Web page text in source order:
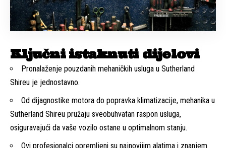
Ključni istaknuti dijelovi
Pronalaženje pouzdanih mehaničkih usluga u Sutherland
Shireu je jednostavno.
Od dijagnostike motora do popravka klimatizacije, mehanika u
Sutherland Shireu pružaju sveobuhvatan raspon usluga,
osiguravajući da vaše vozilo ostane u optimalnom stanju.
Ovi profesionalci opremljeni su najnovijim alatima i znanjem